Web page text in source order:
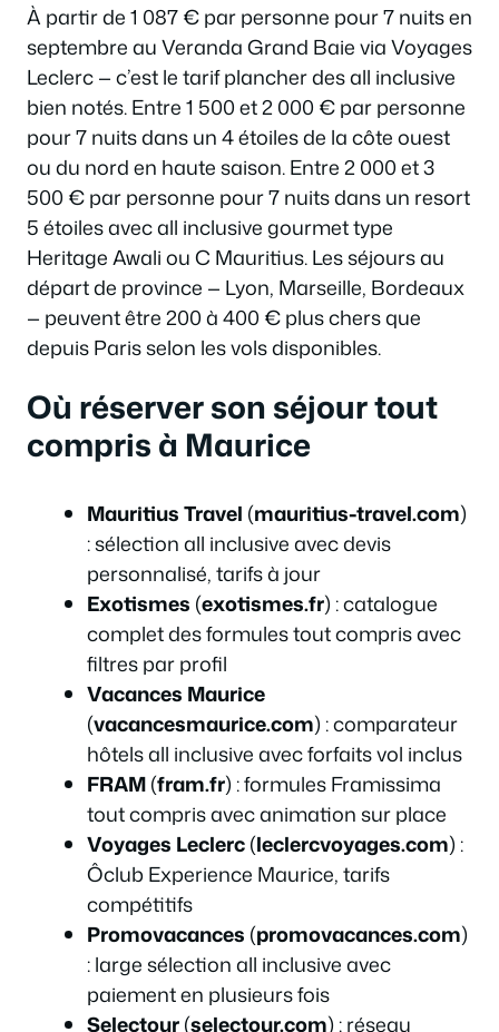
À partir de 1 087 € par personne pour 7 nuits en
septembre au Veranda Grand Baie via Voyages
Leclerc — c’est le tarif plancher des all inclusive
bien notés. Entre 1 500 et 2 000 € par personne
pour 7 nuits dans un 4 étoiles de la côte ouest
ou du nord en haute saison. Entre 2 000 et 3
500 € par personne pour 7 nuits dans un resort
5 étoiles avec all inclusive gourmet type
Heritage Awali ou C Mauritius. Les séjours au
départ de province — Lyon, Marseille, Bordeaux
— peuvent être 200 à 400 € plus chers que
depuis Paris selon les vols disponibles.
Où réserver son séjour tout
compris à Maurice
Mauritius Travel (mauritius-travel.com)
: sélection all inclusive avec devis
personnalisé, tarifs à jour
Exotismes (exotismes.fr) : catalogue
complet des formules tout compris avec
filtres par profil
Vacances Maurice
(vacancesmaurice.com) : comparateur
hôtels all inclusive avec forfaits vol inclus
FRAM(fram.fr) : formules Framissima
tout compris avec animation sur place
Voyages Leclerc(leclercvoyages.com) :
Ôclub Experience Maurice, tarifs
compétitifs
Promovacances (promovacances.com)
: large sélection all inclusive avec
paiement en plusieurs fois
Selectour(selectour.com) : réseau